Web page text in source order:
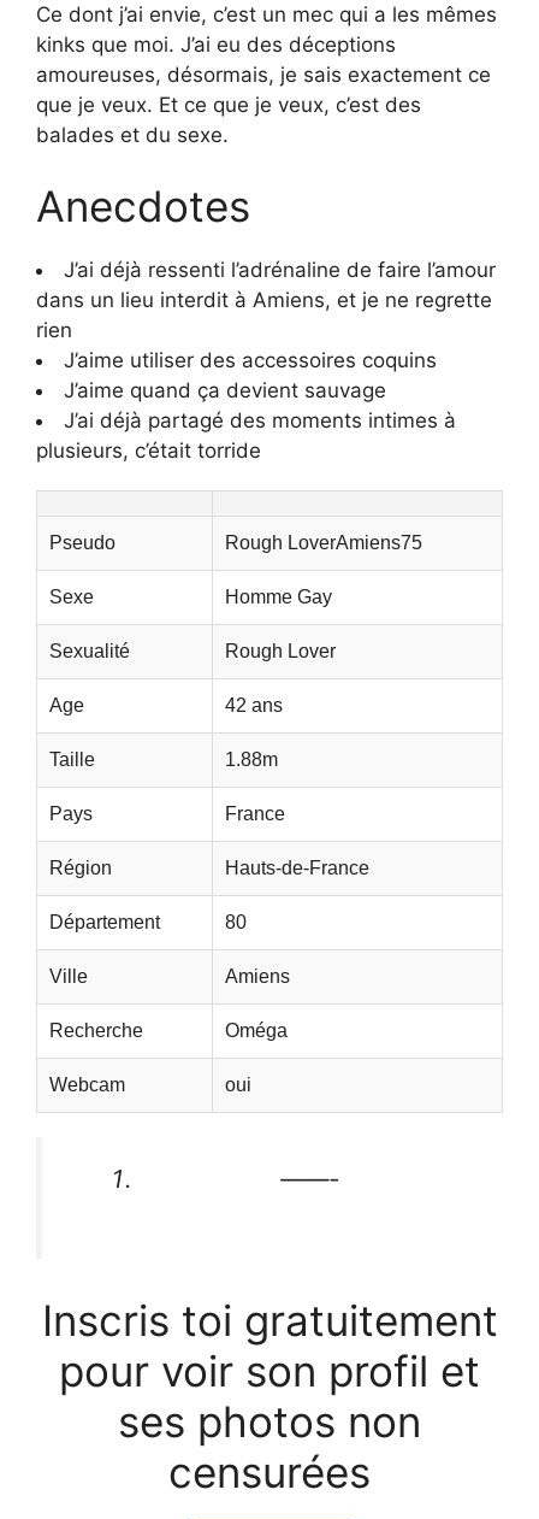
Ce dont j’ai envie, c’est un mec qui a les mêmes
kinks que moi. J’ai eu des déceptions
amoureuses, désormais, je sais exactement ce
que je veux. Et ce que je veux, c’est des
balades et du sexe.
Anecdotes
J’ai déjà ressenti l’adrénaline de faire l’amour
dans un lieu interdit à Amiens, et je ne regrette
rien
J’aime utiliser des accessoires coquins
J’aime quand ça devient sauvage
J’ai déjà partagé des moments intimes à
plusieurs, c’était torride
Pseudo Rough LoverAmiens75
Sexe Homme Gay
Sexualité Rough Lover
Age 42 ans
Taille 1.88m
Pays France
Région Hauts-de-France
Département 80
Ville Amiens
Recherche Oméga
Webcam oui
——-
Inscris toi gratuitement
pour voir son profil et
ses photos non
censurées